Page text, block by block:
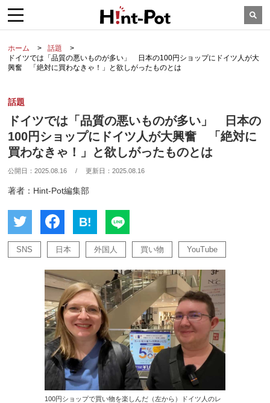
ホーム
話題
ドイツでは「品質の悪いものが多い」 日本の100円ショップにドイツ人が大
興奮 「絶対に買わなきゃ！」と欲しがったものとは
話題
ドイツでは「品質の悪いものが多い」 日本の
100円ショップにドイツ人が大興奮 「絶対に
買わなきゃ！」と欲しがったものとは
公開日：2025.08.16 / 更新日：2025.08.16
著者：Hint-Pot編集部
B!
SNS 日本 外国人 買い物 YouTube
100円ショップで買い物を楽しんだ（左から）ドイツ人のレ